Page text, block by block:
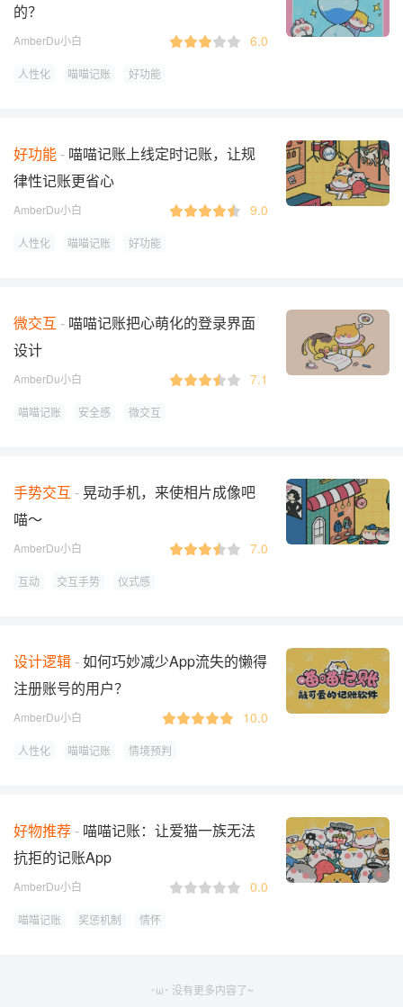
的？
AmberDu小白 6.0
人性化 喵喵记账 好功能
好功能
喵喵记账上线定时记账，让规
律性记账更省心
AmberDu小白 9.0
人性化 喵喵记账 好功能
微交互
喵喵记账把心萌化的登录界面
设计
AmberDu小白 7.1
喵喵记账 安全感 微交互
手势交互
晃动手机，来使相片成像吧
喵～
AmberDu小白 7.0
互动 交互手势 仪式感
设计逻辑 如何巧妙减少App流失的懒得
注册账号的用户？
AmberDu小白 10.0
人性化 喵喵记账 情境预判
好物推荐
喵喵记账：让爱猫一族无法
抗拒的记账App
AmberDu小白 0.0
喵喵记账 奖惩机制 情怀
･ω･ 没有更多内容了~